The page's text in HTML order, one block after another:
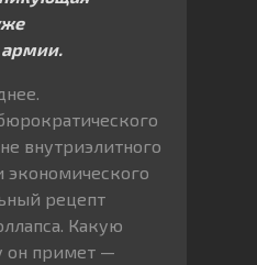
армии.
внутриэлитного
экономического
рецепт
Какую
он примет —